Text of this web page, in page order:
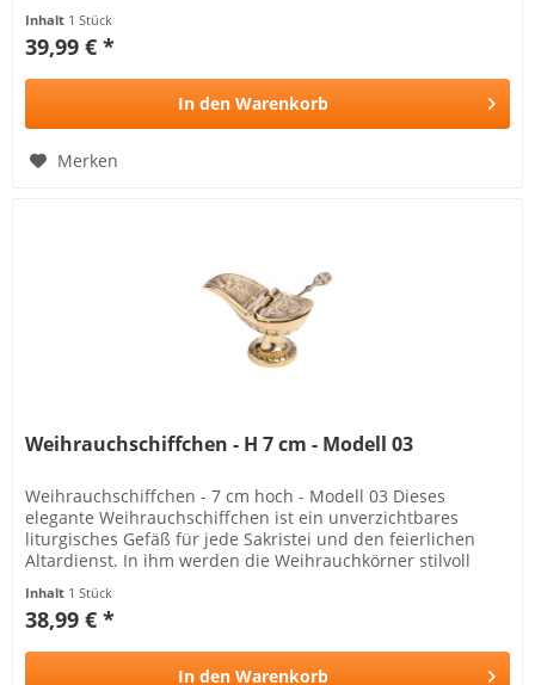
Inhalt 1 Stück
39,99 € *
In den Warenkorb
Merken
Weihrauchschiffchen - H 7 cm - Modell 03
Weihrauchschiffchen - 7 cm hoch - Modell 03 Dieses
elegante Weihrauchschiffchen ist ein unverzichtbares
liturgisches Gefäß für jede Sakristei und den feierlichen
Altardienst. In ihm werden die Weihrauchkörner stilvoll
Inhalt 1 Stück
38,99 € *
In den Warenkorb